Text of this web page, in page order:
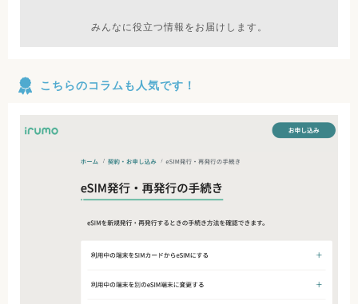
みんなに役立つ情報をお届けします。
こちらのコラムも人気です！